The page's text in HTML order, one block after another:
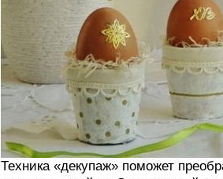
Техника «декупаж» поможет